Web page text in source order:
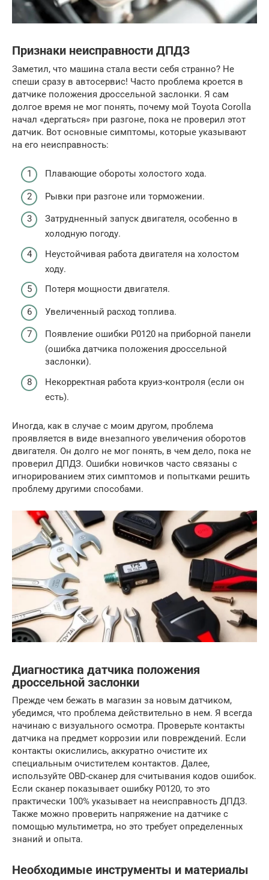
Признаки неисправности ДПДЗ
Заметил, что машина стала вести себя странно? Не
спеши сразу в автосервис! Часто проблема кроется в
датчике положения дроссельной заслонки. Я сам
долгое время не мог понять, почему мой Toyota Corolla
начал «дергаться» при разгоне, пока не проверил этот
датчик. Вот основные симптомы, которые указывают
на его неисправность:
Плавающие обороты холостого хода.
Рывки при разгоне или торможении.
Затрудненный запуск двигателя, особенно в
холодную погоду.
Неустойчивая работа двигателя на холостом
ходу.
Потеря мощности двигателя.
Увеличенный расход топлива.
Появление ошибки P0120 на приборной панели
(ошибка датчика положения дроссельной
заслонки).
Некорректная работа круиз-контроля (если он
есть).
Иногда, как в случае с моим другом, проблема
проявляется в виде внезапного увеличения оборотов
двигателя. Он долго не мог понять, в чем дело, пока не
проверил ДПДЗ. Ошибки новичков часто связаны с
игнорированием этих симптомов и попытками решить
проблему другими способами.
Диагностика датчика положения
дроссельной заслонки
Прежде чем бежать в магазин за новым датчиком,
убедимся, что проблема действительно в нем. Я всегда
начинаю с визуального осмотра. Проверьте контакты
датчика на предмет коррозии или повреждений. Если
контакты окислились, аккуратно очистите их
специальным очистителем контактов. Далее,
используйте OBD-сканер для считывания кодов ошибок.
Если сканер показывает ошибку P0120, то это
практически 100% указывает на неисправность ДПДЗ.
Также можно проверить напряжение на датчике с
помощью мультиметра, но это требует определенных
знаний и опыта.
Необходимые инструменты и материалы